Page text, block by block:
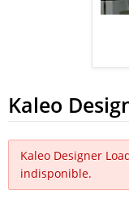
Kaleo
Kaleo Designer
indisponible.